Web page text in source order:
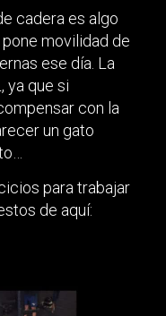
cadera es algo
movilidad de
ese día. La
ya que si
con la
un gato
para trabajar
de aquí: